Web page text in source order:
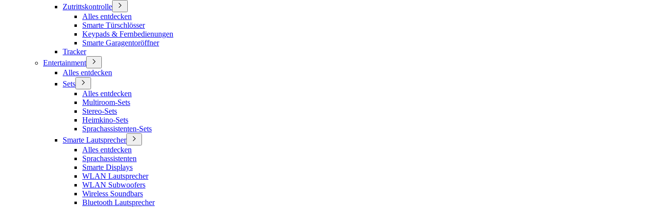
Zutrittskontrolle
Alles entdecken
Smarte Türschlösser
Keypads & Fernbedienungen
Smarte Garagentoröffner
Tracker
Entertainment
Alles entdecken
Sets
Alles entdecken
Multiroom-Sets
Stereo-Sets
Heimkino-Sets
Sprachassistenten-Sets
Smarte Lautsprecher
Alles entdecken
Sprachassistenten
Smarte Displays
WLAN Lautsprecher
WLAN Subwoofers
Wireless Soundbars
Bluetooth Lautsprecher